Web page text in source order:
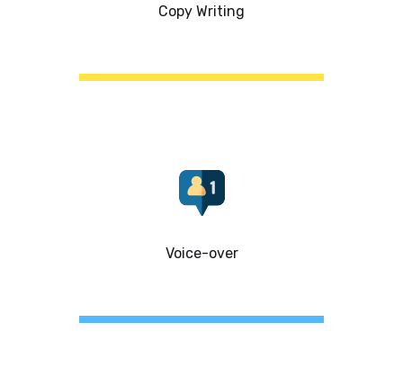
Copy Writing
Voice-over